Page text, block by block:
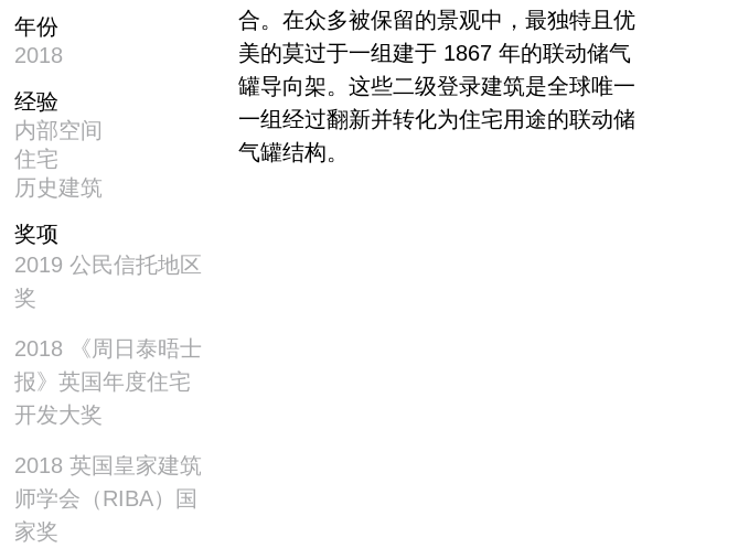
年份
2018
经验
内部空间
住宅
历史建筑
奖项
2019 公民信托地区
奖
2018 《周日泰晤士
报》英国年度住宅
开发大奖
2018 英国皇家建筑
师学会（RIBA）国
家奖
合。在众多被保留的景观中，最独特且优
美的莫过于一组建于 1867 年的联动储气
罐导向架。这些二级登录建筑是全球唯一
一组经过翻新并转化为住宅用途的联动储
气罐结构。